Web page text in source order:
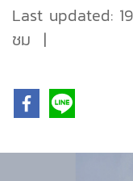
Last updated:
ชม |